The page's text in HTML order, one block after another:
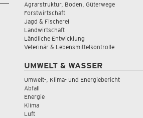
Agrarstruktur, Boden, Güterwege
Forstwirtschaft
Jagd & Fischerei
Landwirtschaft
Ländliche Entwicklung
Veterinär & Lebensmittelkontrolle
UMWELT & WASSER
Umwelt-, Klima- und Energiebericht
Abfall
Energie
Klima
Luft